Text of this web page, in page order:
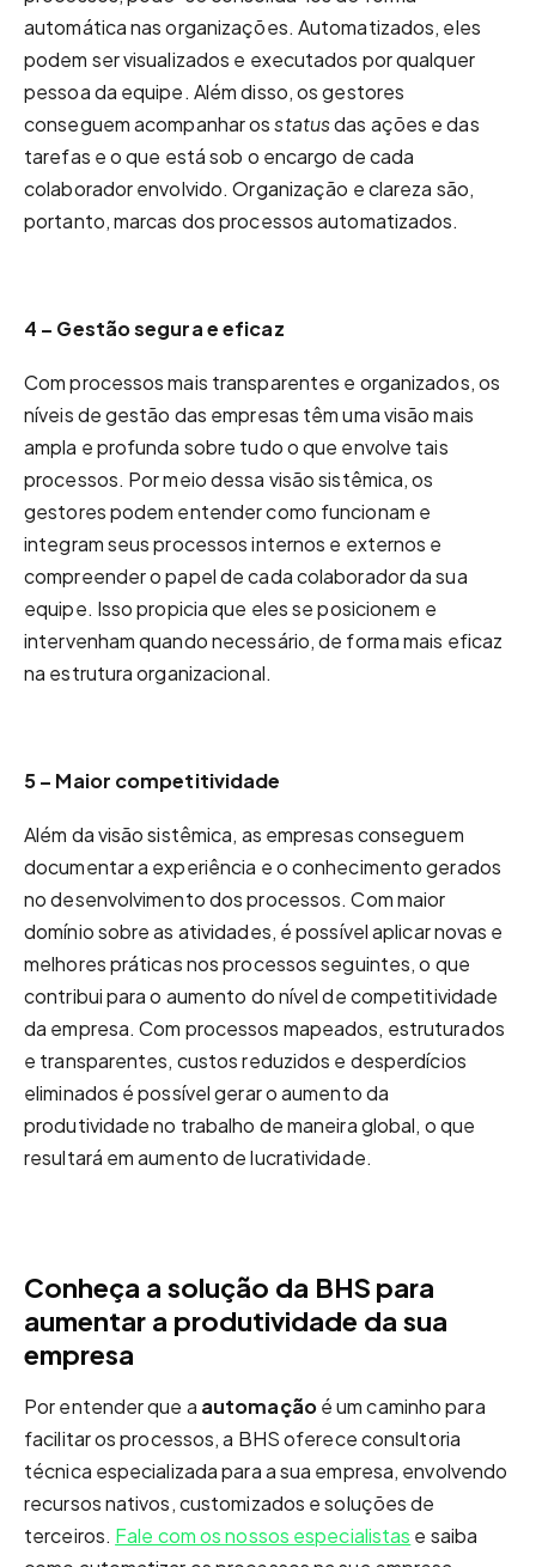
automática nas organizações. Automatizados, eles
podem ser visualizados e executados por qualquer
pessoa da equipe. Além disso, os gestores
conseguem acompanhar osstatusdas ações e das
tarefas e o que está sob o encargo de cada
colaborador envolvido. Organização e clareza são,
portanto, marcas dos processos automatizados.
4 – Gestão segura e eficaz
Com processos mais transparentes e organizados, os
níveis de gestão das empresas têm uma visão mais
ampla e profunda sobre tudo o que envolve tais
processos. Por meio dessa visão sistêmica, os
gestores podem entender como funcionam e
integram seus processos internos e externos e
compreender o papel de cada colaborador da sua
equipe. Isso propicia que eles se posicionem e
intervenham quando necessário, de forma mais eficaz
na estrutura organizacional.
5 – Maior competitividade
Além da visão sistêmica, as empresas conseguem
documentar a experiência e o conhecimento gerados
no desenvolvimento dos processos. Com maior
domínio sobre as atividades, é possível aplicar novas e
melhores práticas nos processos seguintes, o que
contribui para o aumento do nível de competitividade
da empresa. Com processos mapeados, estruturados
e transparentes, custos reduzidos e desperdícios
eliminados é possível gerar o aumento da
produtividade no trabalho de maneira global, o que
resultará em aumento de lucratividade.
Conheça a solução da BHS para
aumentar a produtividade da sua
empresa
Por entender que a automaçãoé um caminho para
facilitar os processos, a BHS oferece consultoria
técnica especializada para a sua empresa, envolvendo
recursos nativos, customizados e soluções de
terceiros. Fale com os nossos especialistas e saiba